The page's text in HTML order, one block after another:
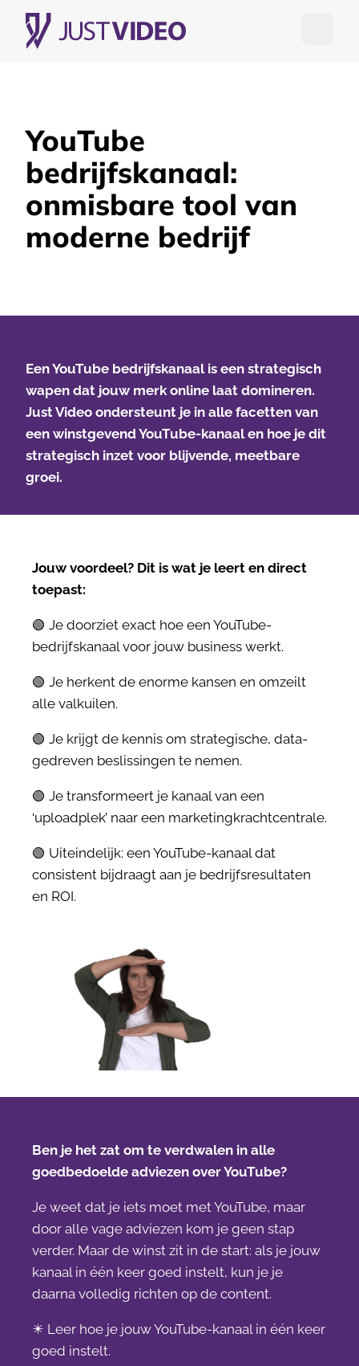
YouTube
bedrijfskanaal:
onmisbare tool van
moderne bedrijf
Een YouTube bedrijfskanaal is een strategisch
wapen dat jouw merk online laat domineren.
Just Video ondersteunt je in alle facetten van
een winstgevend YouTube-kanaal en hoe je dit
strategisch inzet voor blijvende, meetbare
groei.
Jouw voordeel? Dit is wat je leert en direct
toepast:
🟢 Je doorziet exact hoe een YouTube-
bedrijfskanaal voor jouw business werkt.
🟢 Je herkent de enorme kansen en omzeilt
alle valkuilen.
🟢 Je krijgt de kennis om strategische, data-
gedreven beslissingen te nemen.
🟢 Je transformeert je kanaal van een
‘uploadplek’ naar een marketingkrachtcentrale.
🟢 Uiteindelijk: een YouTube-kanaal dat
consistent bijdraagt aan je bedrijfsresultaten
en ROI.
Ben je het zat om te verdwalen in alle
goedbedoelde adviezen over YouTube?
Je weet dat je iets moet met YouTube, maar
door alle vage adviezen kom je geen stap
verder. Maar de winst zit in de start: als je jouw
kanaal in één keer goed instelt, kun je je
daarna volledig richten op de content.
✴️ Leer hoe je jouw YouTube-kanaal in één keer
goed instelt.